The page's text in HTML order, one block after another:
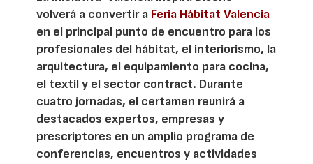
volverá a convertir a Feria Hábitat Valencia
en el principal punto de encuentro para los
profesionales del hábitat, el interiorismo, la
arquitectura, el equipamiento para cocina,
el textil y el sector contract. Durante
cuatro jornadas, el certamen reunirá a
destacados expertos, empresas y
prescriptores en un amplio programa de
conferencias, encuentros y actividades